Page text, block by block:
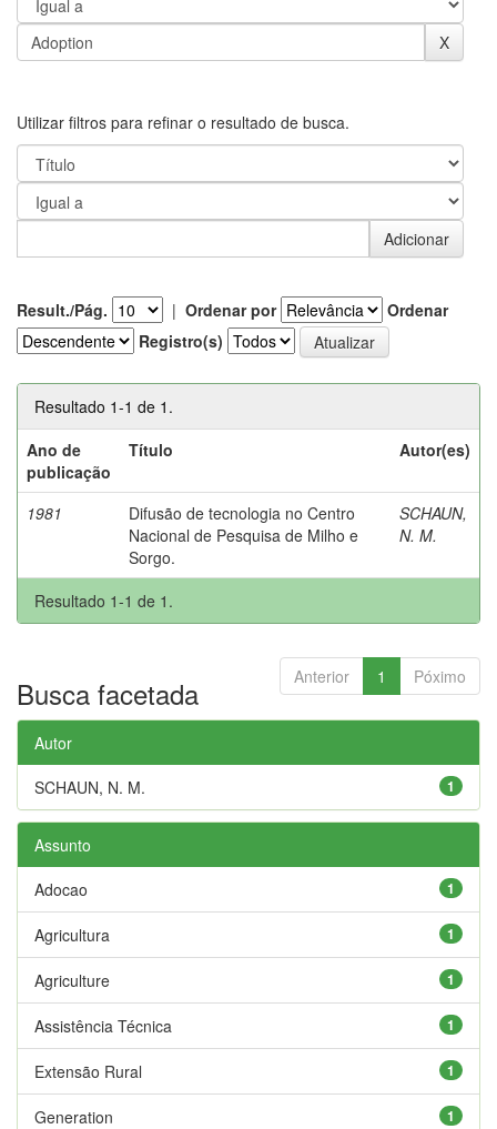
Utilizar filtros para refinar o resultado de busca.
Result./Pág. | Ordenar por
Ordenar
Registro(s)
Resultado 1-1 de 1.
Ano de
publicação
Título Autor(es)
1981
Difusão de tecnologia no Centro
Nacional de Pesquisa de Milho e
Sorgo.
SCHAUN,
N. M.
Resultado 1-1 de 1.
Anterior 1 Póximo
Busca facetada
Autor
1
SCHAUN, N. M.
Assunto
1
Adocao
1
Agricultura
1
Agriculture
1
Assistência Técnica
1
Extensão Rural
1
Generation